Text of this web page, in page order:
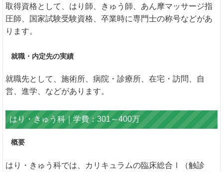
取得資格として、はり師、きゅう師、あん摩マッサージ指
圧師、国家試験受験資格、卒業時に専門士の称号などがあ
ります。
就職・内定先の実績
就職先として、施術所、病院・診療所、在宅・訪問、自
営、進学、などがあります。
はり・きゅう科｜学費：301～400万
概要
はり・きゅう科では、カリキュラムの臨床総合Ⅰ（触診